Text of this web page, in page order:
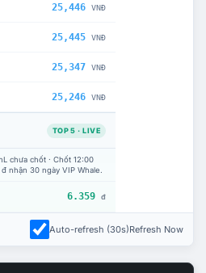
25,446 VNĐ
25,445 VNĐ
25,347 VNĐ
25,246 VNĐ
TOP 5 · LIVE
chưa chốt · Chốt 12:00
nhận 30 ngày VIP Whale.
6.359 đ
Auto-refresh (30s)Refresh Now